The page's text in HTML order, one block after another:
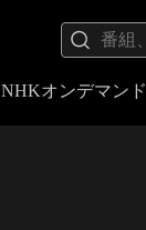
NHKオンデマンド